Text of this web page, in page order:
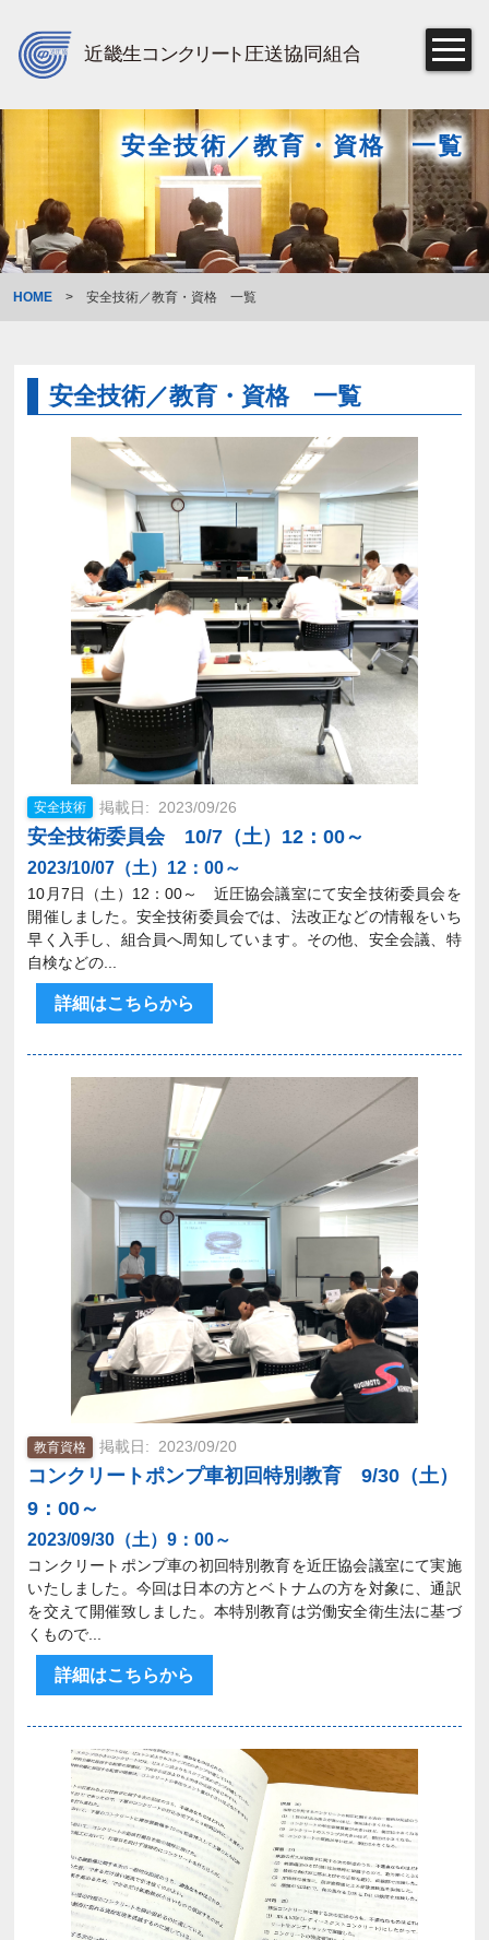
安全技術／教育・資格 一覧
HOME > 安全技術／教育・資格 一覧
安全技術／教育・資格 一覧
安全技術 2023/09/26
2023/10/07（土）12：00～
安全技術委員会 10/7（土）12：00～
10月7日（土）12：00～ 近圧協会議室にて安全技術委員会を
開催しました。安全技術委員会では、法改正などの情報をいち
早く入手し、組合員へ周知しています。その他、安全会議、特
自検などの...
詳細はこちらから
教育資格 2023/09/20
2023/09/30（土）9：00～
コンクリートポンプ車初回特別教育 9/30（土）
9：00～
コンクリートポンプ車の初回特別教育を近圧協会議室にて実施
いたしました。今回は日本の方とベトナムの方を対象に、通訳
を交えて開催致しました。本特別教育は労働安全衛生法に基づ
くもので...
詳細はこちらから